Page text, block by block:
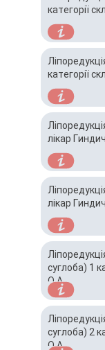
категорії
категорії
лікар
лікар
суглоба) 1
О.А.
суглоба) 2
О.А.